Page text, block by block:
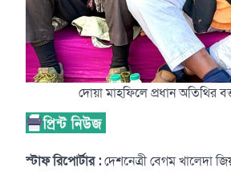
দোয়া মাহফিলে প্রধান
স্টাফ রিপোর্টার : দেশনেত্রী বেগম খালেদা